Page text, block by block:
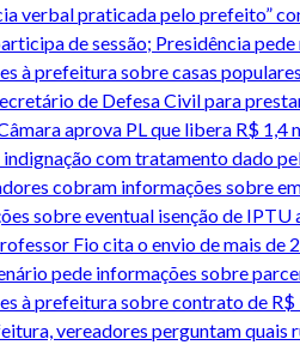
verbal praticada pelo prefeito”
de sessão; Presidência
à prefeitura sobre casas
de Defesa Civil para
aprova PL que libera R$
com tratamento dado
cobram informações sobre
sobre eventual isenção de IPTU
Fio cita o envio de mais de
pede informações sobre
à prefeitura sobre contrato de
vereadores perguntam quais